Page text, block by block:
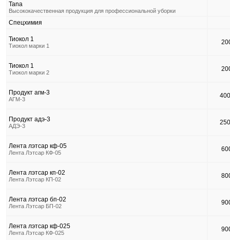
Tana
Высококачественная продукция для профессиональной уборки
Спецхимия
Тиокол 1
Тиокол марки 1
Тиокол 1
Тиокол марки 2
Продукт агм-3
АГМ-3
Продукт адэ-3
АДЭ-3
Лента лэтсар кф-05
Лента Лэтсар КФ-05
Лента лэтсар кп-02
Лента Лэтсар КП-02
Лента лэтсар бп-02
Лента Лэтсар БП-02
Лента лэтсар кф-025
Лента Лэтсар КФ-025